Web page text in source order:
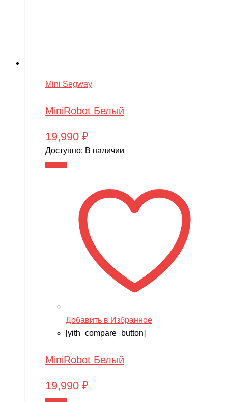
Mini Segway
MiniRobot Белый
19,990 ₽
Доступно: В наличии
Добавить в Избранное
[yith_compare_button]
MiniRobot Белый
19,990 ₽